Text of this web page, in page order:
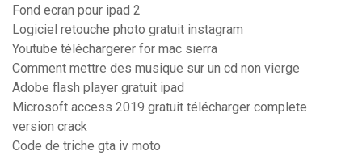
Fond ecran pour ipad 2
Logiciel retouche photo gratuit instagram
Youtube téléchargerer for mac sierra
Comment mettre des musique sur un cd non vierge
Adobe flash player gratuit ipad
Microsoft access 2019 gratuit télécharger complete
version crack
Code de triche gta iv moto